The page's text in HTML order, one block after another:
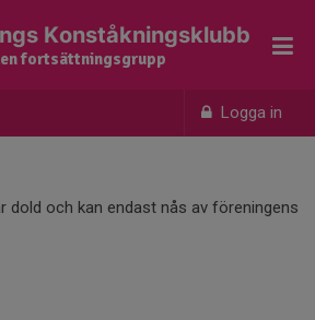
Logga in
Konståkningsklubb
fortsättningsgrupp
dold och kan endast nås av föreningens